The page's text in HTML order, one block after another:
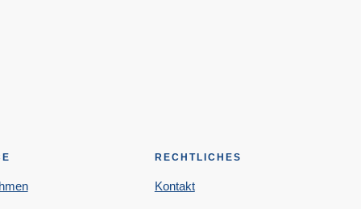
RECHTLICHES
Kontakt